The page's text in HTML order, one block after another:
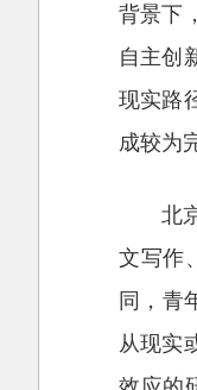
背景下
自主创
现实路
成较为
北
文写作
同，青
从现实